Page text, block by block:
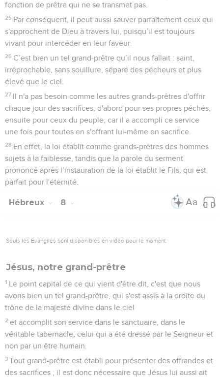
fonction de prêtre qui ne se transmet pas.
25 Par conséquent, il peut aussi sauver parfaitement ceux qui
s'approchent de Dieu à travers lui, puisqu’il est toujours
vivant pour intercéder en leur faveur.
26 C’est bien un tel grand-prêtre qu’il nous fallait : saint,
irréprochable, sans souillure, séparé des pécheurs et plus
élevé que le ciel.
27 Il n'a pas besoin comme les autres grands-prêtres d'offrir
chaque jour des sacrifices, d'abord pour ses propres péchés,
ensuite pour ceux du peuple, car il a accompli ce service
une fois pour toutes en s'offrant lui-même en sacrifice.
28 En effet, la loi établit comme grands-prêtres des hommes
sujets à la faiblesse, tandis que la parole du serment
prononcé après l’instauration de la loi établit le Fils, qui est
parfait pour l'éternité.
Hébreux 8
Seuls les Évangiles sont disponibles en vidéo pour le moment.
Jésus, notre grand-prêtre
1 Le point capital de ce qui vient d'être dit, c'est que nous
avons bien un tel grand-prêtre, qui s'est assis à la droite du
trône de la majesté divine dans le ciel
2 et accomplit son service dans le sanctuaire, dans le
véritable tabernacle, celui qui a été dressé par le Seigneur et
non par un être humain.
3 Tout grand-prêtre est établi pour présenter des offrandes et
des sacrifices ; il est donc nécessaire que Jésus lui aussi ait